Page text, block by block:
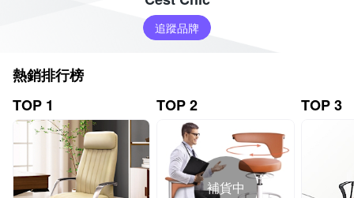
追蹤品牌
熱銷排行榜
TOP 1
TOP 2
補貨中
TOP 3